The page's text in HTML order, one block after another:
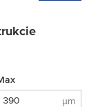
185 µm - 390 µm
µm